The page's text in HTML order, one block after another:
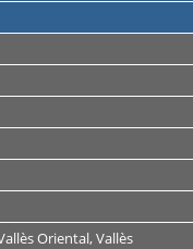
Oriental, Vallès